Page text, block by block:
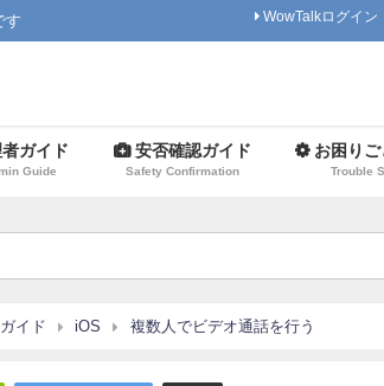
す WowTalkログイン
ガイド
Guide
安否確認ガイド
Safety Confirmation
お困りご
Trouble
イド iOS 複数人でビデオ通話を行う